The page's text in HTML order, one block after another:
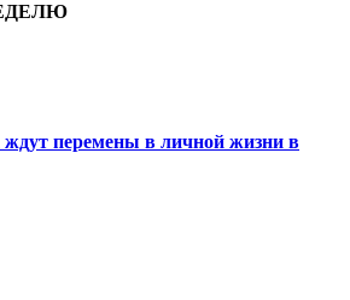
ждут перемены в личной жизни в